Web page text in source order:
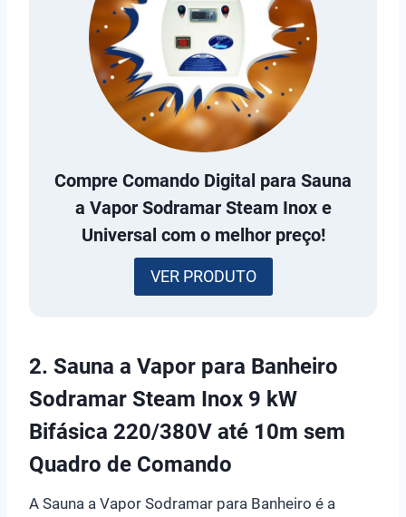
Compre Comando Digital para Sauna
a Vapor Sodramar Steam Inox e
Universal com o melhor preço!
VER PRODUTO
2. Sauna a Vapor para Banheiro
Sodramar Steam Inox 9 kW
Bifásica 220/380V até 10m sem
Quadro de Comando
A Sauna a Vapor Sodramar para Banheiro é a